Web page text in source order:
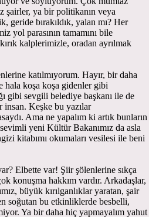
şairler, ya bir politikanın veya
geride bırakıldık, yalan mı? Her
yol parasının tamamını bile
kalplerimizle, oradan ayrılmak
katılmıyorum. Hayır, bir daha
hala koşa koşa gidenler gibi
gibi sevgili belediye başkanı ile de
Keşke bu yazılar
Ama ne yapalım ki artık bunların
yeni Kültür Bakanımız da asla
kitabımı okumaları vesilesi ile beni
Elbette var! Şiir şölenlerine sıkça
konuşma hakkım vardır. Arkadaşlar,
büyük kırılganlıklar yaratan, şair
soğutan bu etkinliklerde besbelli,
Ya bir daha hiç yapmayalım yahut